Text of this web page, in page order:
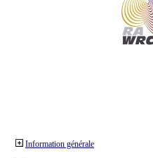
Information générale